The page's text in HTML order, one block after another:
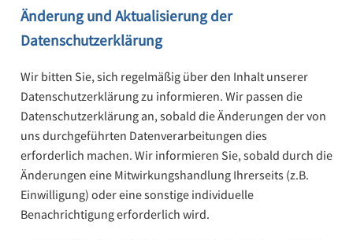
Änderung und Aktualisierung der
Datenschutzerklärung
Wir bitten Sie, sich regelmäßig über den Inhalt unserer
Datenschutzerklärung zu informieren. Wir passen die
Datenschutzerklärung an, sobald die Änderungen der von
uns durchgeführten Datenverarbeitungen dies
erforderlich machen. Wir informieren Sie, sobald durch die
Änderungen eine Mitwirkungshandlung Ihrerseits (z.B.
Einwilligung) oder eine sonstige individuelle
Benachrichtigung erforderlich wird.